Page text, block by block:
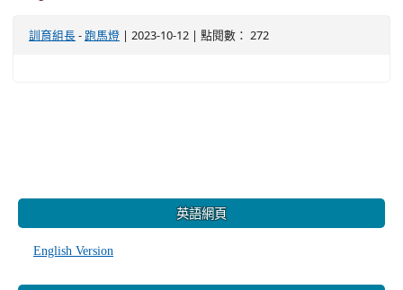
訓育組長 - 跑馬燈 | 2023-10-12 | 點閱數： 272
英語網頁
English Version